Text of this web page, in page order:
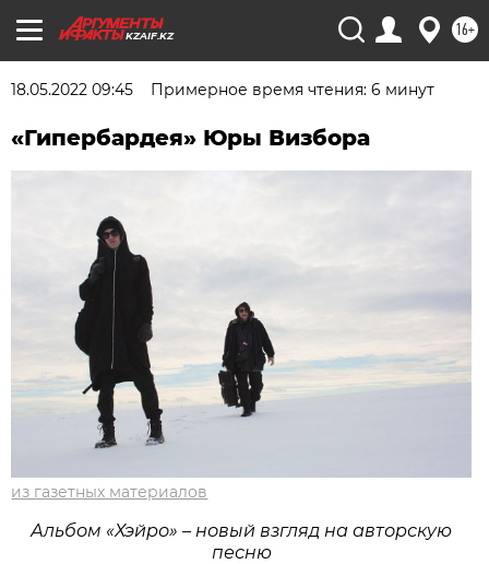
KZAIF.KZ 16+
18.05.2022 09:45 Примерное время чтения: 6 минут
«Гипербардея» Юры Визбора
из газетных материалов
Альбом «Хэйро» – новый взгляд на авторскую
песню